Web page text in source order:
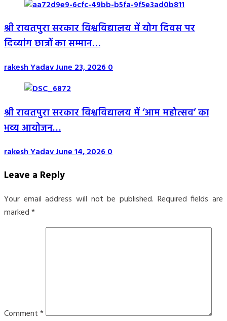
श्री रावतपुरा सरकार विश्वविद्यालय में योग दिवस पर
दिव्यांग छात्रों का सम्मान…
rakesh YadavJune 23, 20260
श्री रावतपुरा सरकार विश्वविद्यालय में ‘आम महोत्सव’ का
भव्य आयोजन…
rakesh YadavJune 14, 20260
Leave a Reply
Your email address will not be published. Required fields are
marked*
Comment*